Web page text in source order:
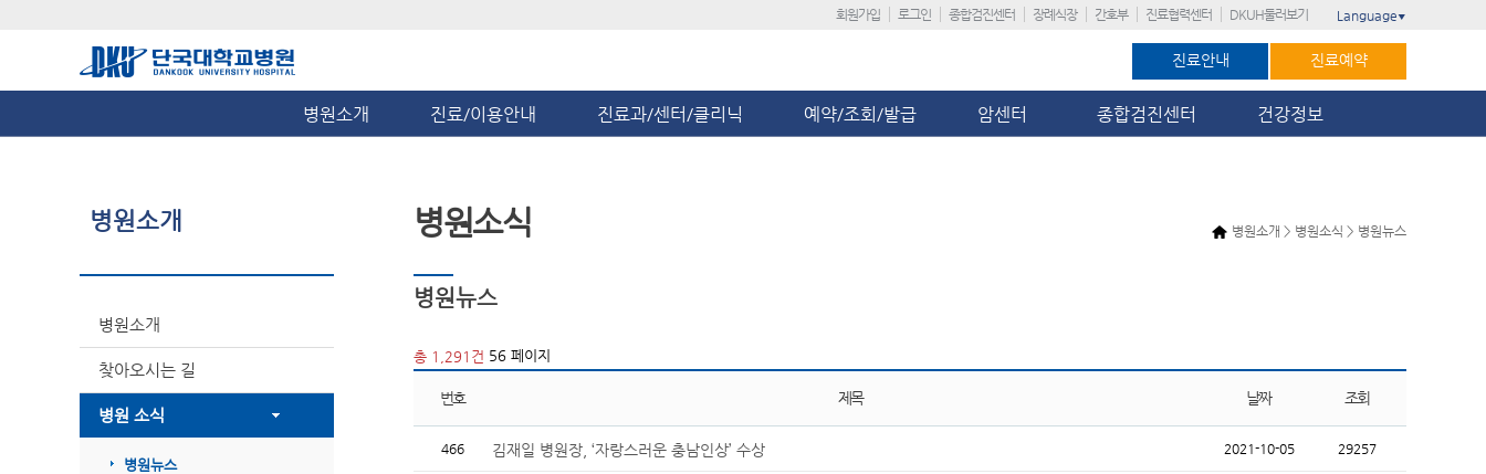
회원가입 로그인 종합검진센터 장례식장 간호부 진료협력센터 DKUH둘러보기 Language ▼
진료안내 진료예약
병원소개 진료/이용안내 진료과/센터/클리닉 예약/조회/발급 암센터 종합검진센터 건강정보
병원소개
병원소개
찾아오시는 길
병원 소식
병원뉴스
병원소개 > 병원소식 > 병원뉴스
병원소식
병원뉴스
총 1,291건 56 페이지
번호 제목 날짜 조회
466 김재일 병원장, ‘자랑스러운 충남인상’ 수상 2021-10-05 29257